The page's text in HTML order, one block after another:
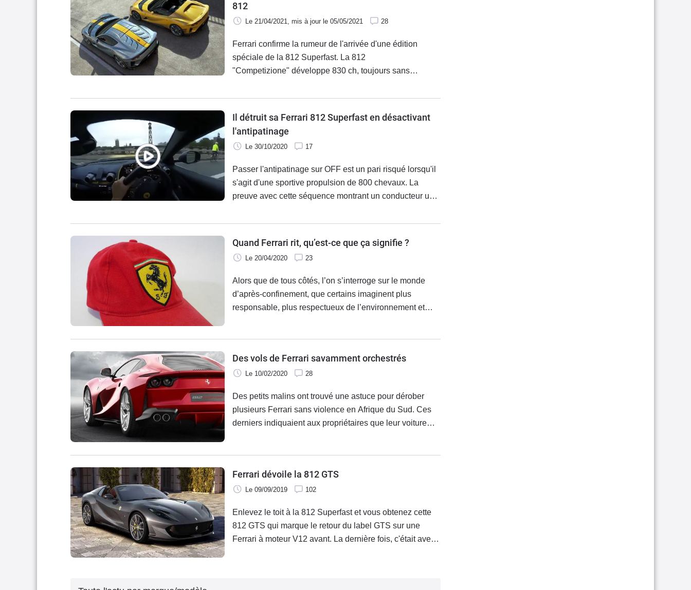
812
Le 21/04/2021, mis à jour le 05/05/2021 28
Ferrari confirme la rumeur de l'arrivée d'une édition
spéciale de la 812 Superfast. La 812
"Competizione" développe 830 ch, toujours sans
version découvrable Competizione A.
Il détruit sa Ferrari 812 Superfast en désactivant
l'antipatinage
Le 30/10/2020 17
Passer l'antipatinage sur OFF est un pari risqué lorsqu'il
s'agit d'une sportive propulsion de 800 chevaux. La
preuve avec cette séquence montrant un conducteur un
Ferrari 812 Superfast.
Quand Ferrari rit, qu’est-ce que ça signifie ?
Le 20/04/2020 23
Alors que de tous côtés, l’on s’interroge sur le monde
d’après-confinement, que certains imaginent plus
responsable, plus respectueux de l’environnement et
Des vols de Ferrari savamment orchestrés
Le 10/02/2020 28
Des petits malins ont trouvé une astuce pour dérober
plusieurs Ferrari sans violence en Afrique du Sud. Ces
derniers indiquaient aux propriétaires que leur voiture
Ferrari dévoile la 812 GTS
Le 09/09/2019 102
Enlevez le toit à la 812 Superfast et vous obtenez cette
812 GTS qui marque le retour du label GTS sur une
Ferrari à moteur V12 avant. La dernière fois, c'était avec